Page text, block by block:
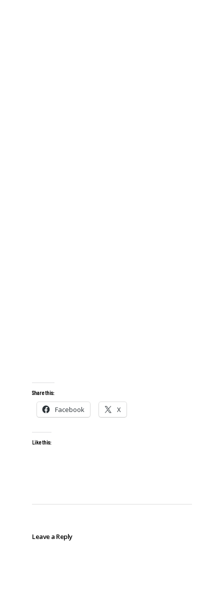
Share this:
Facebook X
Like this:
Leave a Reply